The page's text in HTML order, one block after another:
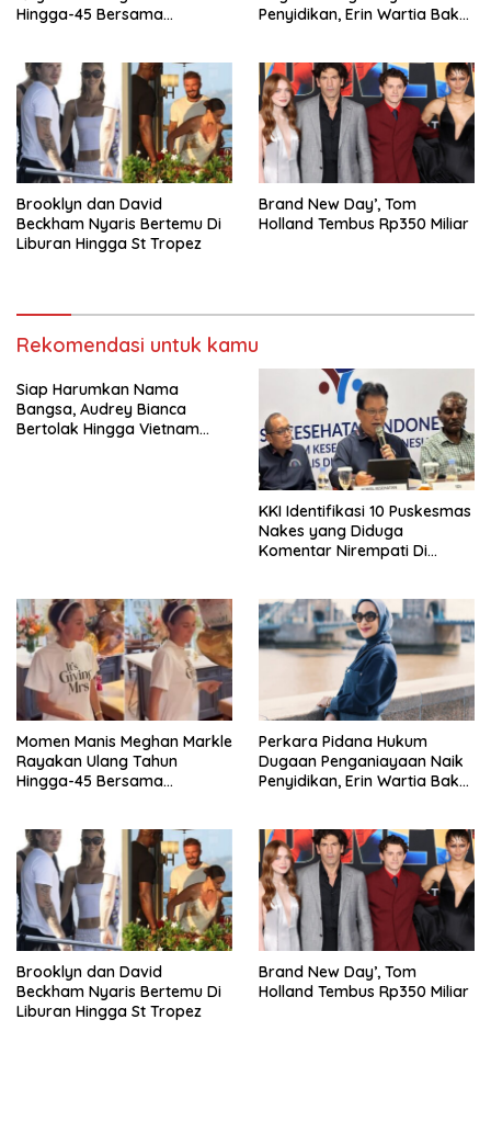
Hingga-45 Bersama
Penyidikan, Erin Wartia Bakal
Brooklyn dan David
Beckham Nyaris Bertemu Di
Liburan Hingga St Tropez
Brand New Day’, Tom
Holland Tembus Rp350 Miliar
Rekomendasi untuk kamu
Siap Harumkan Nama
Bangsa, Audrey Bianca
Bertolak Hingga Vietnam
KKI Identifikasi 10 Puskesmas
Nakes yang Diduga
Komentar Nirempati Di
Momen Manis Meghan Markle
Rayakan Ulang Tahun
Hingga-45 Bersama
Perkara Pidana Hukum
Dugaan Penganiayaan Naik
Penyidikan, Erin Wartia Bakal
Brooklyn dan David
Beckham Nyaris Bertemu Di
Liburan Hingga St Tropez
Brand New Day’, Tom
Holland Tembus Rp350 Miliar